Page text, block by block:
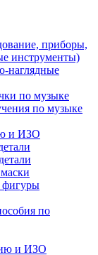
приборы,
инструменты)
наглядные
по музыке
по музыке
и ИЗО
фигуры
по
и ИЗО